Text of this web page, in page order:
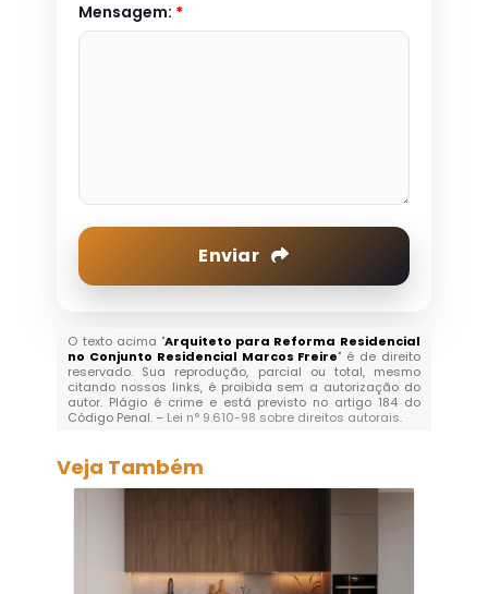
Mensagem: *
Enviar
O texto acima "Arquiteto para Reforma Residencial
no Conjunto Residencial Marcos Freire" é de direito
reservado. Sua reprodução, parcial ou total, mesmo
citando nossos links, é proibida sem a autorização do
autor. Plágio é crime e está previsto no artigo 184 do
Código Penal. – Lei n° 9.610-98 sobre direitos autorais.
Veja Também